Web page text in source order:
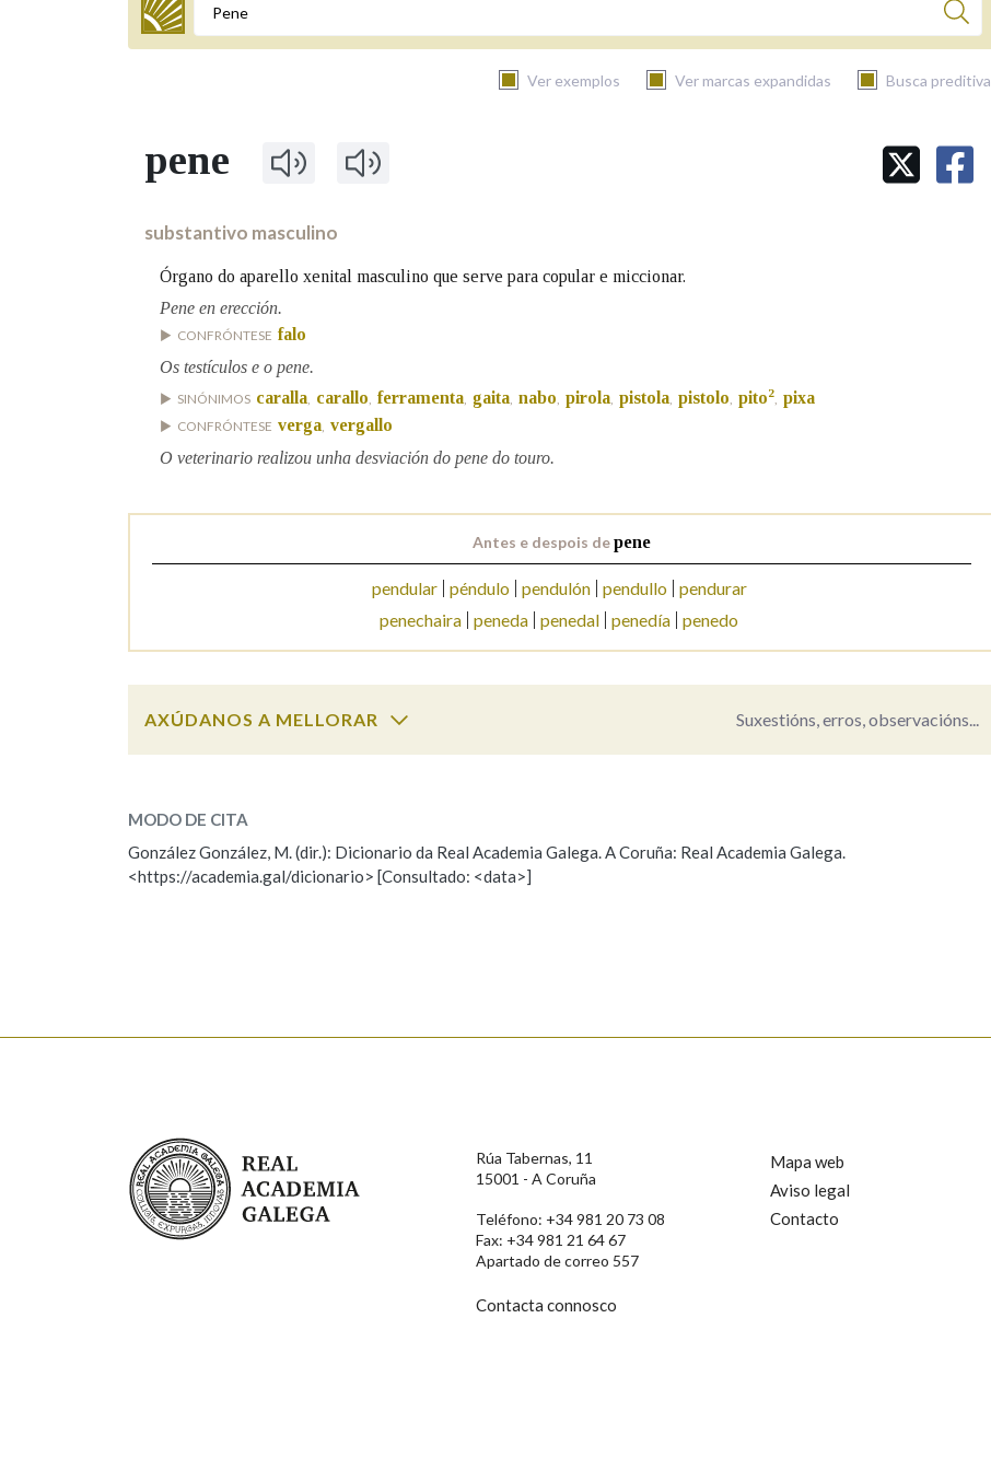
Termo a buscar
Ver exemplos Ver marcas expandidas Busca preditiva
BUSCAR NOS LEMAS
Remata por
Contén Na fraseoloxía
Pertence a
AXUDA NA BUSCA LIMPAR BUSCA
pene
substantivo masculino
Órgano do aparello xenital masculino que serve para copular e miccionar.
Pene en erección.
CONFRÓNTESE falo
Os testículos e o pene.
SINÓNIMOS caralla, carallo, ferramenta, gaita, nabo, pirola, pistola, pistolo, pito2, pixa
CONFRÓNTESE verga, vergallo
O veterinario realizou unha desviación do pene do touro.
Antes e despois depene
pendular péndulo pendulón pendullo
pendurar
penechaira peneda penedal penedía penedo
AXÚDANOS A MELLORAR Suxestións, erros, observacións...
ESCOLLE UNHA OPCIÓN:
Observación Hai un erro na palabra Propoño mellorar a definición
Comentario
MODO DE CITA
González González, M. (dir.): Dicionario da Real Academia Galega. A Coruña: Real Academia Galega.
<https://academia.gal/dicionario> [Consultado: <data>]
Real Academia Galega
Rúa Tabernas, 11
15001 - A Coruña
Teléfono: +34 981 20 73 08
Fax: +34 981 21 64 67
Apartado de correo 557
Contacta connosco
Mapa web
Aviso legal
Contacto